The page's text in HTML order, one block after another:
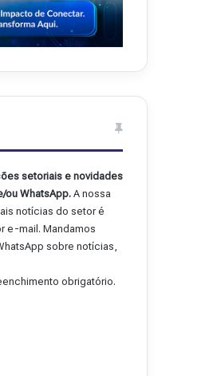
setoriais e novidades
ou WhatsApp.A nossa
notícias do setor é
e-mail. Mandamos
sobre notícias,
obrigatório.